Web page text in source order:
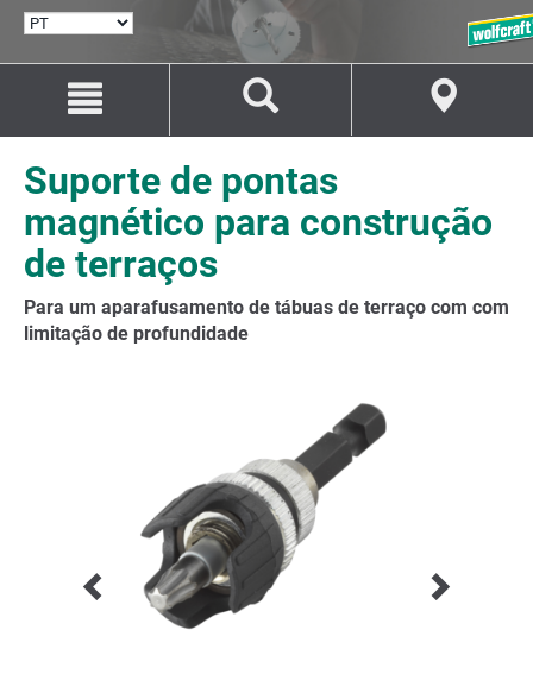
SELECIONAR
Avançar
o
conteúdo
Avançar
a
navegação
Suporte de pontas
magnético para construção
de terraços
Para um aparafusamento de tábuas de terraço com com
limitação de profundidade